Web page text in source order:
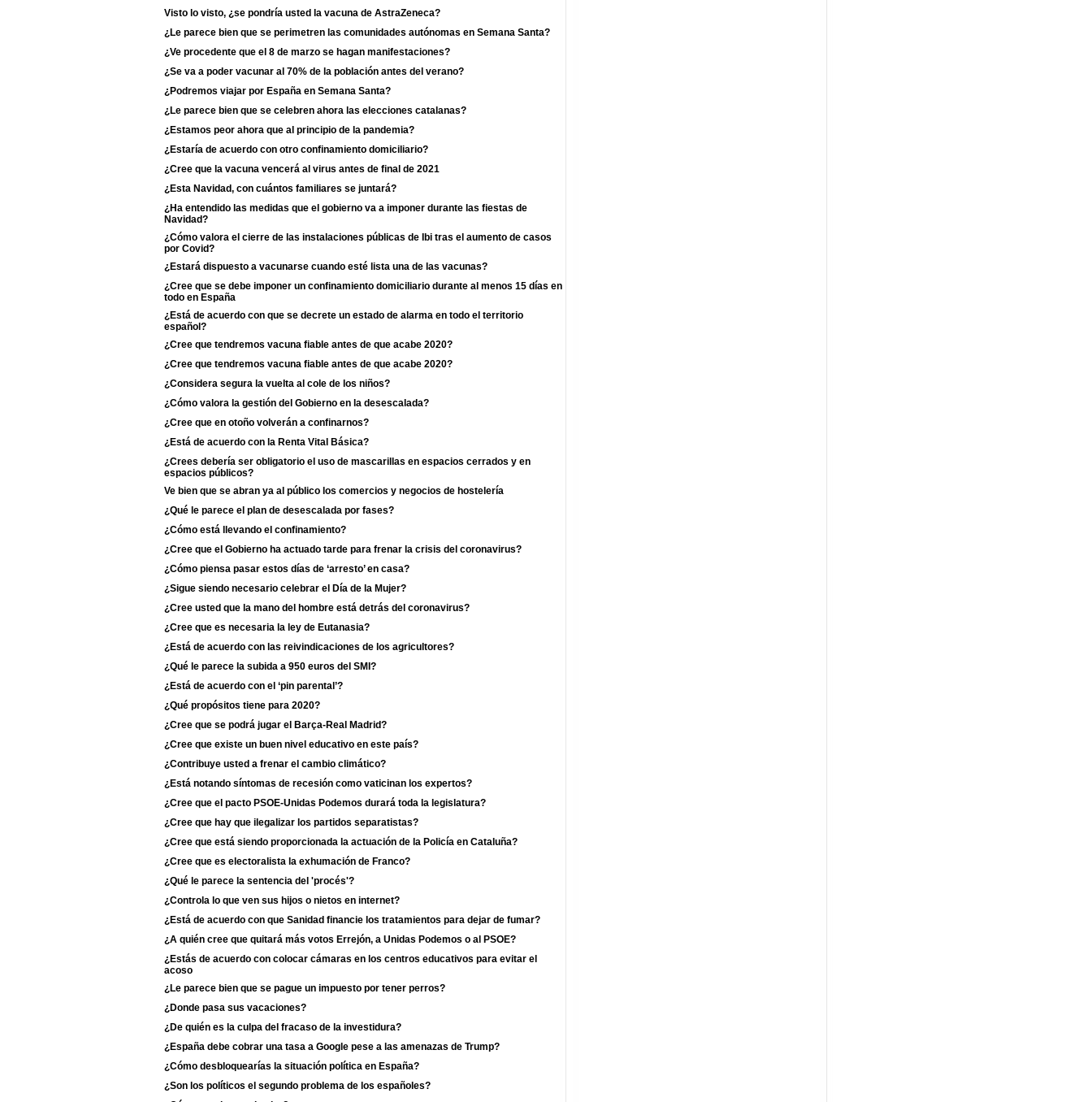
Visto lo visto, ¿se pondría usted la vacuna de AstraZeneca?
¿Le parece bien que se perimetren las comunidades autónomas en Semana Santa?
¿Ve procedente que el 8 de marzo se hagan manifestaciones?
¿Se va a poder vacunar al 70% de la población antes del verano?
¿Podremos viajar por España en Semana Santa?
¿Le parece bien que se celebren ahora las elecciones catalanas?
¿Estamos peor ahora que al principio de la pandemia?
¿Estaría de acuerdo con otro confinamiento domiciliario?
¿Cree que la vacuna vencerá al virus antes de final de 2021
¿Esta Navidad, con cuántos familiares se juntará?
¿Ha entendido las medidas que el gobierno va a imponer durante las fiestas de
Navidad?
¿Cómo valora el cierre de las instalaciones públicas de Ibi tras el aumento de casos
por Covid?
¿Estará dispuesto a vacunarse cuando esté lista una de las vacunas?
¿Cree que se debe imponer un confinamiento domiciliario durante al menos 15 días en
todo en España
¿Está de acuerdo con que se decrete un estado de alarma en todo el territorio
español?
¿Cree que tendremos vacuna fiable antes de que acabe 2020?
¿Cree que tendremos vacuna fiable antes de que acabe 2020?
¿Considera segura la vuelta al cole de los niños?
¿Cómo valora la gestión del Gobierno en la desescalada?
¿Cree que en otoño volverán a confinarnos?
¿Está de acuerdo con la Renta Vital Básica?
¿Crees debería ser obligatorio el uso de mascarillas en espacios cerrados y en
espacios públicos?
Ve bien que se abran ya al público los comercios y negocios de hostelería
¿Qué le parece el plan de desescalada por fases?
¿Cómo está llevando el confinamiento?
¿Cree que el Gobierno ha actuado tarde para frenar la crisis del coronavirus?
¿Cómo piensa pasar estos días de ‘arresto’ en casa?
¿Sigue siendo necesario celebrar el Día de la Mujer?
¿Cree usted que la mano del hombre está detrás del coronavirus?
¿Cree que es necesaria la ley de Eutanasia?
¿Está de acuerdo con las reivindicaciones de los agricultores?
¿Qué le parece la subida a 950 euros del SMI?
¿Está de acuerdo con el ‘pin parental’?
¿Qué propósitos tiene para 2020?
¿Cree que se podrá jugar el Barça-Real Madrid?
¿Cree que existe un buen nivel educativo en este país?
¿Contribuye usted a frenar el cambio climático?
¿Está notando síntomas de recesión como vaticinan los expertos?
¿Cree que el pacto PSOE-Unidas Podemos durará toda la legislatura?
¿Cree que hay que ilegalizar los partidos separatistas?
¿Cree que está siendo proporcionada la actuación de la Policía en Cataluña?
¿Cree que es electoralista la exhumación de Franco?
¿Qué le parece la sentencia del 'procés'?
¿Controla lo que ven sus hijos o nietos en internet?
¿Está de acuerdo con que Sanidad financie los tratamientos para dejar de fumar?
¿A quién cree que quitará más votos Errejón, a Unidas Podemos o al PSOE?
¿Estás de acuerdo con colocar cámaras en los centros educativos para evitar el
acoso
¿Le parece bien que se pague un impuesto por tener perros?
¿Donde pasa sus vacaciones?
¿De quién es la culpa del fracaso de la investidura?
¿España debe cobrar una tasa a Google pese a las amenazas de Trump?
¿Cómo desbloquearías la situación política en España?
¿Son los políticos el segundo problema de los españoles?